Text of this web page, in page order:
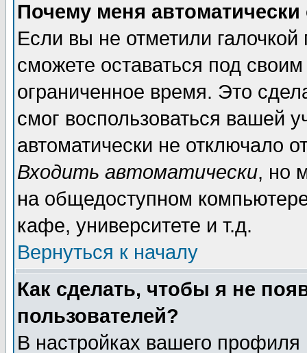
Почему меня автоматически
Если вы не отметили галочкой
сможете оставаться под
ограниченное время. Это
смог воспользоваться вашей
автоматически не отключало
Входить автоматически, но
на общедоступном
кафе, университете и т.д.
Вернуться к началу
Как сделать, чтобы я не
пользователей?
В настройках вашего